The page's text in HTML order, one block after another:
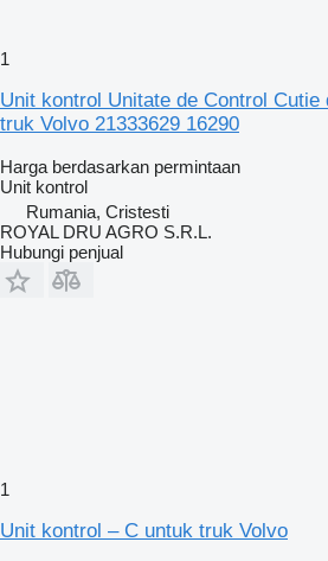
1
Unit kontrol Unitate de Control Cutie
truk Volvo 21333629 16290
Harga berdasarkan permintaan
Unit kontrol
Rumania, Cristesti
ROYAL DRU AGRO S.R.L.
Hubungi penjual
1
Unit kontrol – C untuk truk Volvo